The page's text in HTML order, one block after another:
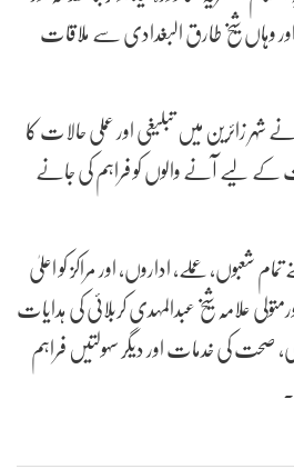
وہاں شیخ طارق البغدادی سے ملاقات
شہر زائرین میں تبلیغی اور عملی حالات کا
کے لیے آنے والوں کو فراہم کی جانے
عملے، اداروں، اور مراکز کو اعلیٰ
علامہ شیخ عبدالمہدی کربلائی کی ہدایات
صحت کی خدمات اور دیگر سہولتیں فراہم